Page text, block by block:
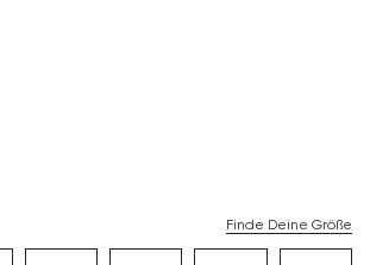
Finde Deine Größe